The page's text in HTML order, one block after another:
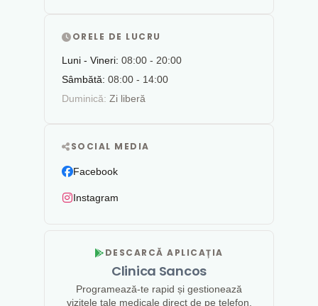
ORELE DE LUCRU
Luni - Vineri: 08:00 - 20:00
Sâmbătă: 08:00 - 14:00
Duminică: Zi liberă
SOCIAL MEDIA
Facebook
Instagram
DESCARCĂ APLICAȚIA
Clinica Sancos
Programează-te rapid și gestionează
vizitele tale medicale direct de pe telefon.